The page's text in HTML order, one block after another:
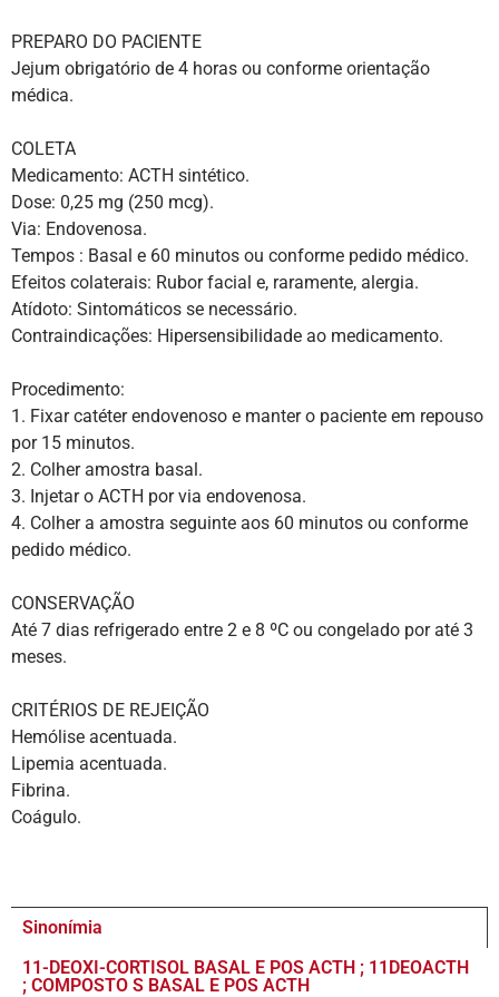
PREPARO DO PACIENTE
Jejum obrigatório de 4 horas ou conforme orientação
médica.
COLETA
Medicamento: ACTH sintético.
Dose: 0,25 mg (250 mcg).
Via: Endovenosa.
Tempos : Basal e 60 minutos ou conforme pedido médico.
Efeitos colaterais: Rubor facial e, raramente, alergia.
Atídoto: Sintomáticos se necessário.
Contraindicações: Hipersensibilidade ao medicamento.
Procedimento:
1. Fixar catéter endovenoso e manter o paciente em repouso
por 15 minutos.
2. Colher amostra basal.
3. Injetar o ACTH por via endovenosa.
4. Colher a amostra seguinte aos 60 minutos ou conforme
pedido médico.
CONSERVAÇÃO
Até 7 dias refrigerado entre 2 e 8 ºC ou congelado por até 3
meses.
CRITÉRIOS DE REJEIÇÃO
Hemólise acentuada.
Lipemia acentuada.
Fibrina.
Coágulo.
Sinonímia
11-DEOXI-CORTISOL BASAL E POS ACTH ; 11DEOACTH
; COMPOSTO S BASAL E POS ACTH